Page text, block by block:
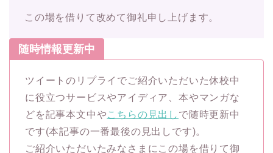
この場を借りて改めて御礼申し上げます。
随時情報更新中
ツイートのリプライでご紹介いただいた休校中
に役立つサービスやアイディア、本やマンガな
どを記事本文中やこちらの見出し で随時更新中
です(本記事の一番最後の見出しです)。
ご紹介いただいたみなさまにこの場を借りて御